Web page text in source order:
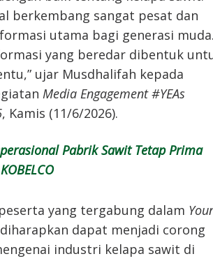
berkembang sangat pesat dan
utama bagi generasi
yang beredar dibentuk
ujar Musdhalifah kepada
Media Engagement #YEAs
, Kamis (11/6/2026).
Pabrik Sawit Tetap Prima
yang tergabung dalam
diharapkan dapat menjadi corong
industri kelapa sawit di